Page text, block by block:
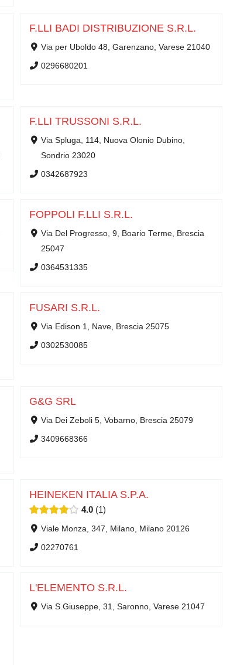
F.LLI BADI DISTRIBUZIONE S.R.L.
Via per Uboldo 48, Garenzano, Varese 21040
0296680201
F.LLI TRUSSONI S.R.L.
Via Spluga, 114, Nuova Olonio Dubino,
Sondrio 23020
0342687923
FOPPOLI F.LLI S.R.L.
Via Del Progresso, 9, Boario Terme, Brescia
25047
0364531335
FUSARI S.R.L.
Via Edison 1, Nave, Brescia 25075
0302530085
G&G SRL
Via Dei Zeboli 5, Vobarno, Brescia 25079
3409668366
HEINEKEN ITALIA S.P.A.
4.0 1
Viale Monza, 347, Milano, Milano 20126
02270761
L'ELEMENTO S.R.L.
Via S.Giuseppe, 31, Saronno, Varese 21047